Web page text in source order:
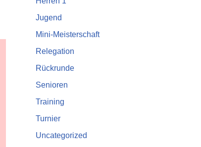
Jugend
Mini-Meisterschaft
Relegation
Rückrunde
Senioren
Training
Turnier
Uncategorized